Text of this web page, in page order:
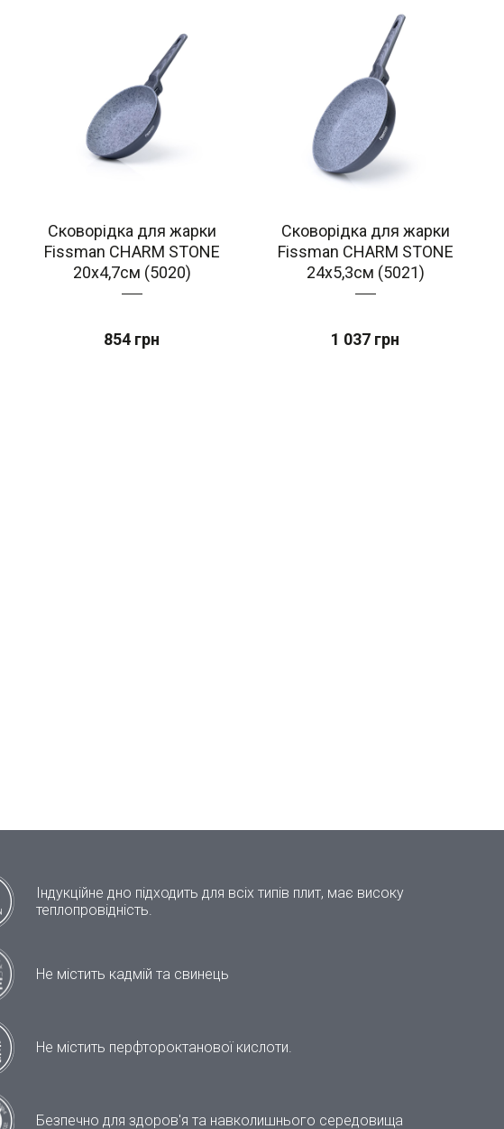
Сковорідка для жарки
Fissman CHARM STONE
20x4,7см (5020)
854 грн
Сковорідка для жарки
Fissman CHARM STONE
24x5,3см (5021)
1 037 грн
Індукційне дно підходить для всіх типів плит, має високу
теплопровідність.
Не містить кадмій та свинець
Не містить перфтороктанової кислоти.
Безпечно для здоров'я та навколишнього середовища